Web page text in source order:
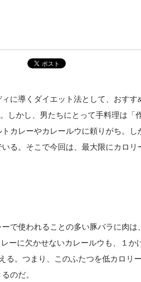
に導くダイエット法として、おすす
しかし、男たちにとって手料理は「
カレーやカレールウに頼りがち。し
る。そこで今回は、最大限にカロリ
で使われることの多い豚バラに肉は
ーに欠かせないカレールウも、１か
。つまり、このふたつを低カロリ
のだ。